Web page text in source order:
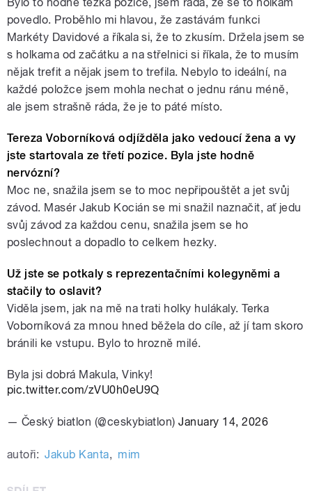
povedlo. Proběhlo mi hlavou, že zastávám funkci
Markéty Davidové a říkala si, že to zkusím. Držela jsem se
s holkama od začátku a na střelnici si říkala, že to musím
nějak trefit a nějak jsem to trefila. Nebylo to ideální, na
každé položce jsem mohla nechat o jednu ránu méně,
ale jsem strašně ráda, že je to páté místo.
Tereza Voborníková odjížděla jako vedoucí žena a vy
jste startovala ze třetí pozice. Byla jste hodně
nervózní?
Moc ne, snažila jsem se to moc nepřipouštět a jet svůj
závod. Masér Jakub Kocián se mi snažil naznačit, ať jedu
svůj závod za každou cenu, snažila jsem se ho
poslechnout a dopadlo to celkem hezky.
Už jste se potkaly s reprezentačními kolegyněmi a
stačily to oslavit?
Viděla jsem, jak na mě na trati holky hulákaly. Terka
Voborníková za mnou hned běžela do cíle, až jí tam skoro
bránili ke vstupu. Bylo to hrozně milé.
Byla jsi dobrá Makula, Vinky!
pic.twitter.com/zVU0h0eU9Q
— Český biatlon (@ceskybiatlon)January 14, 2026
autoři: Jakub Kanta, mim